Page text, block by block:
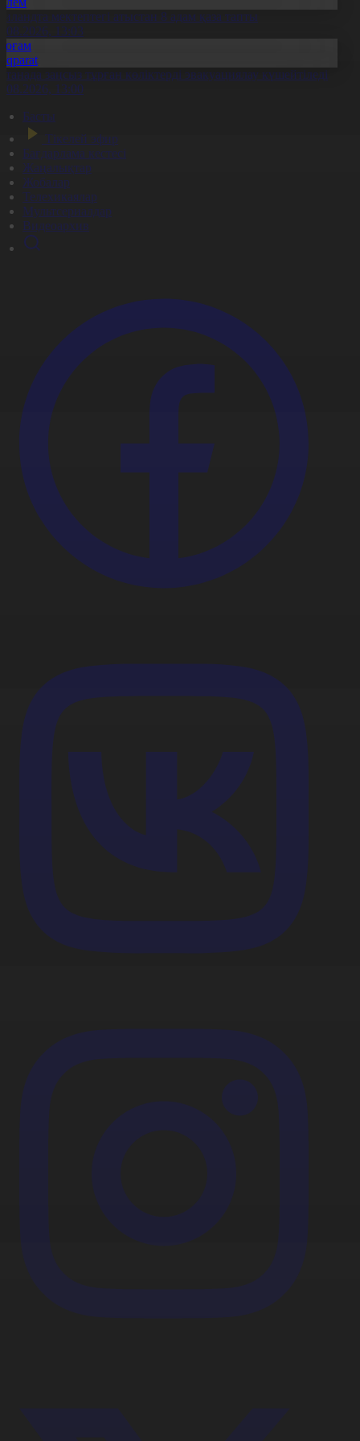
мектептегі атыстан 8 адам қаза тапты
13:03
заңсыз тұрған көліктерді эвакуациялау күшейтіледі
13:00
Басты
Тікелей эфир
Бағдарлама кестесі
Жаңалықтар
Жобалар
Телехикаялар
Мультсериалдар
Видеоархив